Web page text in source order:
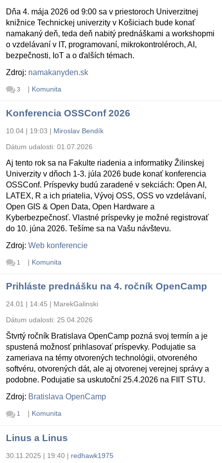
Dňa 4. mája 2026 od 9:00 sa v priestoroch Univerzitnej
knižnice Technickej univerzity v Košiciach bude konať
namakaný deň, teda deň nabitý prednáškami a workshopmi
o vzdelávaní v IT, programovaní, mikrokontroléroch, AI,
bezpečnosti, IoT a o ďalších témach.
Zdroj: namakanyden.sk
3 | Komunita
Konferencia OSSConf 2026
10.04 | 19:03 | Miroslav Bendík
Dátum udalosti: 01.07.2026
Aj tento rok sa na Fakulte riadenia a informatiky Žilinskej
Univerzity v dňoch 1-3. júla 2026 bude konať konferencia
OSSConf. Príspevky budú zaradené v sekciách: Open AI,
LATEX, R a ich priatelia, Vývoj OSS, OSS vo vzdelávaní,
Open GIS & Open Data, Open Hardware a
Kyberbezpečnosť. Vlastné príspevky je možné registrovať
do 10. júna 2026. Tešíme sa na Vašu návštevu.
Zdroj: Web konferencie
1 | Komunita
Prihláste prednášku na 4. ročník OpenCamp
24.01 | 14:45 | MarekGalinski
Dátum udalosti: 25.04.2026
Štvrtý ročník Bratislava OpenCamp pozná svoj termín a je
spustená možnosť prihlasovať príspevky. Podujatie sa
zameriava na témy otvorených technológii, otvoreného
softvéru, otvorených dát, ale aj otvorenej verejnej správy a
podobne. Podujatie sa uskutoční 25.4.2026 na FIIT STU.
Zdroj: Bratislava OpenCamp
1 | Komunita
Linus a Linus
30.11.2025 | 19:40 | redhawk1975